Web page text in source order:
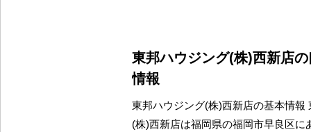
東邦ハウジング(株)西新店
情報
東邦ハウジング(株)西新店の基本情報
(株)西新店は福岡県の福岡市早良区に